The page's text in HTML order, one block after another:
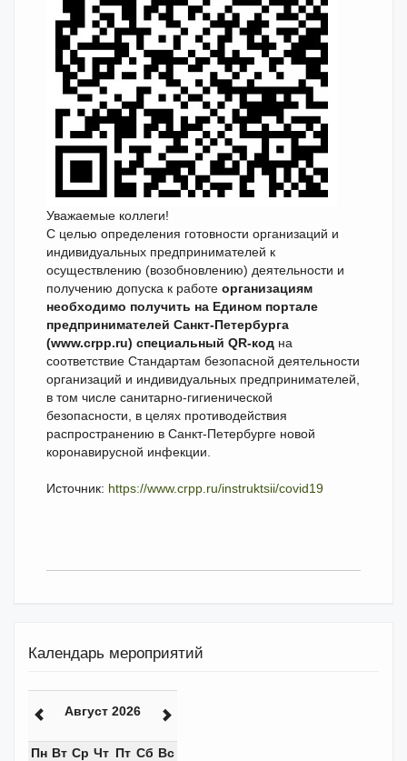
Уважаемые коллеги!
С целью определения готовности организаций и
индивидуальных предпринимателей к
осуществлению (возобновлению) деятельности и
получению допуска к работе организациям
необходимо получить на Едином портале
предпринимателей Санкт-Петербурга
(www.crpp.ru) специальный QR-код на
соответствие Стандартам безопасной деятельности
организаций и индивидуальных предпринимателей,
в том числе санитарно-гигиенической
безопасности, в целях противодействия
распространению в Санкт-Петербурге новой
коронавирусной инфекции.
Источник: https://www.crpp.ru/instruktsii/covid19
Календарь мероприятий
Август 2026
Пн Вт Ср Чт Пт Сб Вс